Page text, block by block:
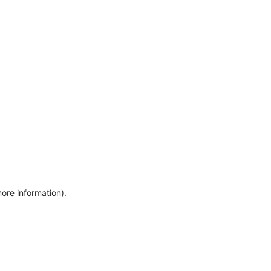
information).